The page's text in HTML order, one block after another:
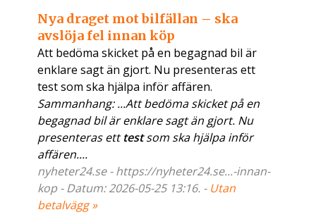
Nya draget mot bilfällan – ska
avslöja fel innan köp
Att bedöma skicket på en begagnad bil är
enklare sagt än gjort. Nu presenteras ett
test som ska hjälpa inför affären.
Sammanhang: ...Att bedöma skicket på en
begagnad bil är enklare sagt än gjort. Nu
presenteras etttestsom ska hjälpa inför
affären....
nyheter24.se - https://nyheter24.se...-innan-
kop - Datum: 2026-05-25 13:16. - Utan
betalvägg »